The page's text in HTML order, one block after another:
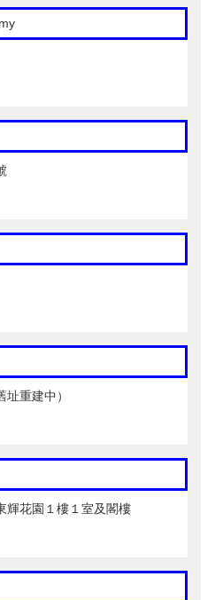
重建中）
輝花園１樓１室及閣樓